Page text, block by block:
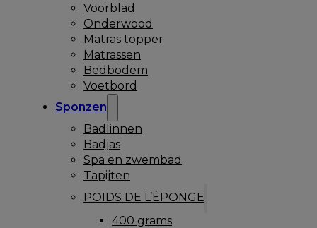
Voorblad
Onderwood
Matras topper
Matrassen
Bedbodem
Voetbord
Sponzen
Badlinnen
Badjas
Spa en zwembad
Tapijten
POIDS DE L’ÉPONGE
400 grams